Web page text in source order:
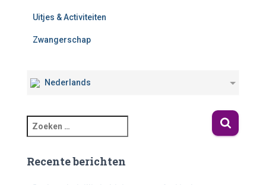
Uitjes & Activiteiten
Zwangerschap
Nederlands
Recente berichten